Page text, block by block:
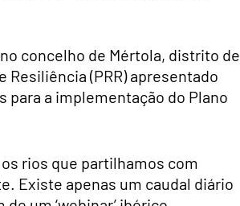
concelho de Mértola, distrito de
Resiliência (PRR) apresentado
para a implementação do Plano
rios que partilhamos com
Existe apenas um caudal diário